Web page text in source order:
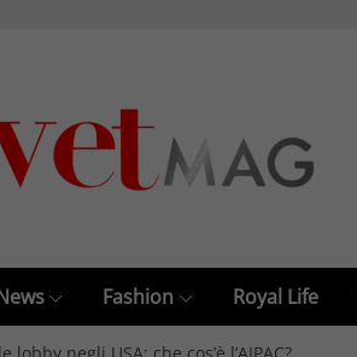
Fashion Royal Life